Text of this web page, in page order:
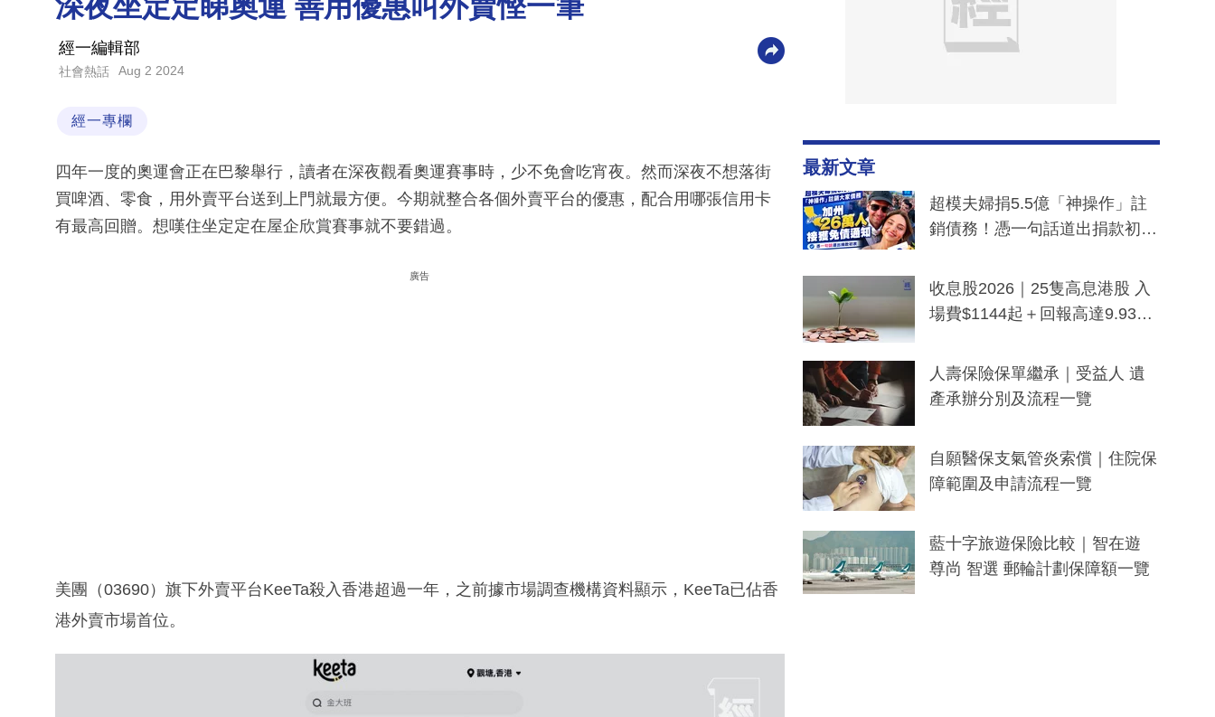
深夜坐定定睇奧運 善用優惠叫外賣慳一筆
經一編輯部
社會熱話 Aug 2 2024
經一專欄
四年一度的奧運會正在巴黎舉行，讀者在深夜觀看奧運賽事時，少不免會吃宵夜。然而深夜不想落街
買啤酒、零食，用外賣平台送到上門就最方便。今期就整合各個外賣平台的優惠，配合用哪張信用卡
有最高回贈。想嘆住坐定定在屋企欣賞賽事就不要錯過。
廣告
美團（03690）旗下外賣平台KeeTa殺入香港超過一年，之前據市場調查機構資料顯示，KeeTa已佔香
港外賣市場首位。
最新文章
超模夫婦捐5.5億「神操作」註
銷債務！憑一句話道出捐款初
一度被誤當詐騙手段
收息股2026｜25隻高息港股 入
場費$1144起＋回報高達9.93
人壽保險保單繼承｜受益人 遺
產承辦分別及流程一覽
自願醫保支氣管炎索償｜住院保
障範圍及申請流程一覽
藍十字旅遊保險比較｜智在遊
尊尚 智選 郵輪計劃保障額一覽